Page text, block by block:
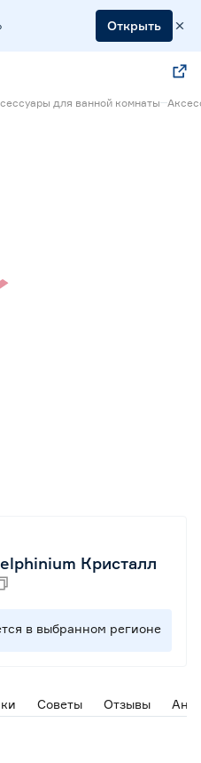
Открыть
для ванной комнаты
Кристалл
в выбранном регионе
Советы Отзывы